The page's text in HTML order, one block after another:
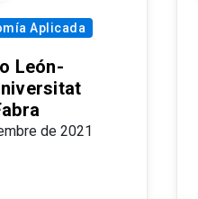
Aplicada
León-
de 2021